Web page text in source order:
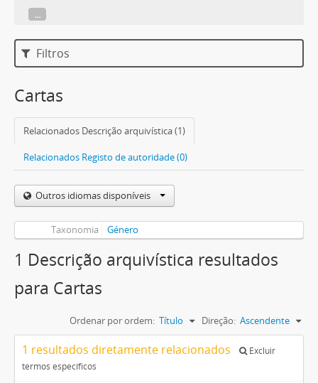
...
Filtros
Cartas
Relacionados Descrição arquivística (1)
Relacionados Registo de autoridade (0)
Outros idiomas disponíveis
Taxonomia Género
1 Descrição arquivística resultados
para Cartas
Ordenar por ordem: Título Direção: Ascendente
1 resultados diretamente relacionados
Excluir
termos específicos